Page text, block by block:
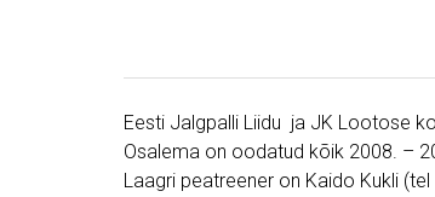
Eesti Jalgpalli Liidu ja JK Lootose
Osalema on oodatud kõik 2008. –
Laagri peatreener on Kaido Kukli